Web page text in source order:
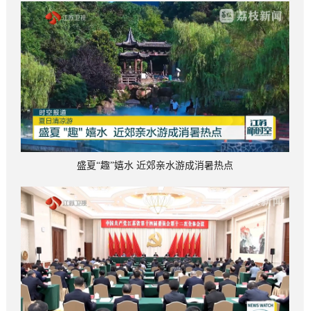
盛夏“趣”嬉水 近郊亲水游成消暑热点